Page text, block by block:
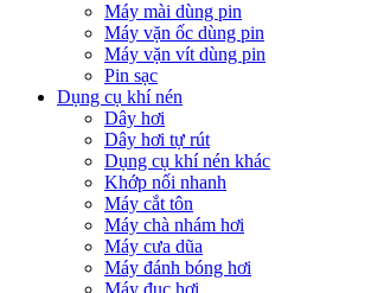
Máy mài dùng pin
Máy vặn ốc dùng pin
Máy vặn vít dùng pin
Pin sạc
Dụng cụ khí nén
Dây hơi
Dây hơi tự rút
Dụng cụ khí nén khác
Khớp nối nhanh
Máy cắt tôn
Máy chà nhám hơi
Máy cưa dũa
Máy đánh bóng hơi
Máy đục hơi